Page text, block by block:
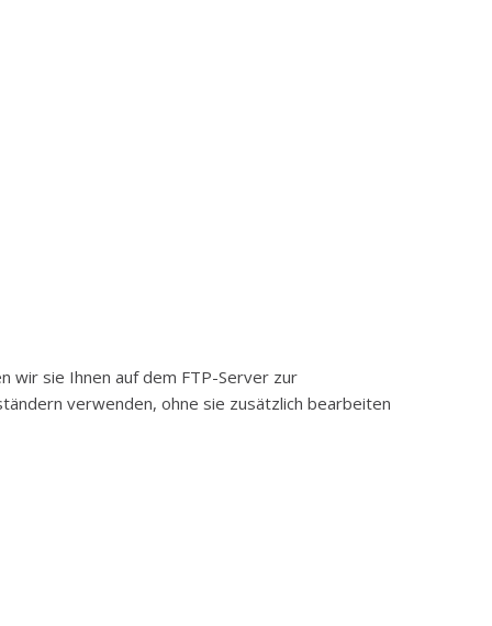
wir sie Ihnen auf dem FTP-Server zur
verwenden, ohne sie zusätzlich bearbeiten